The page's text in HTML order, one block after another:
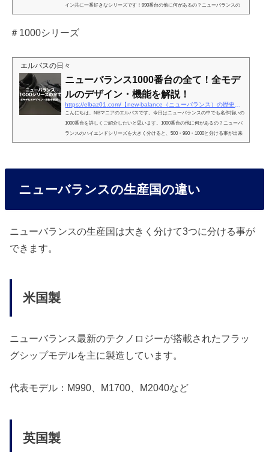
イン共に一番好きなシリーズです！990番台の他に何があるの？ニューバランスの
ハイエンドシリーズを大きく分けると、500・990・1000と分ける事が出来るよ！ニ
り、個性があります。それぞれの特徴を知る事で、“今自分に必要なモデルは何なの
＃1000シリーズ
エルバスの日々
ニューバランス1000番台の全て！全モデ
ルのデザイン・機能を解説！
こんにちは、NBマニアのエルバスです。今日はニューバランスの中でも名作揃いの
1000番台を詳しくご紹介したいと思います。1000番台の他に何があるの？ニューバ
ランスのハイエンドシリーズを大きく分けると、500・990・1000と分ける事が出来
るよ！ニューバランスには数多くのモデルが存在し、一つ一つのモデルにエピソー
ニューバランスの生産国の違い
ニューバランスの生産国は大きく分けて3つに分ける事が
できます。
米国製
ニューバランス最新のテクノロジーが搭載されたフラッ
グシップモデルを主に製造しています。
代表モデル：M990、M1700、M2040など
英国製